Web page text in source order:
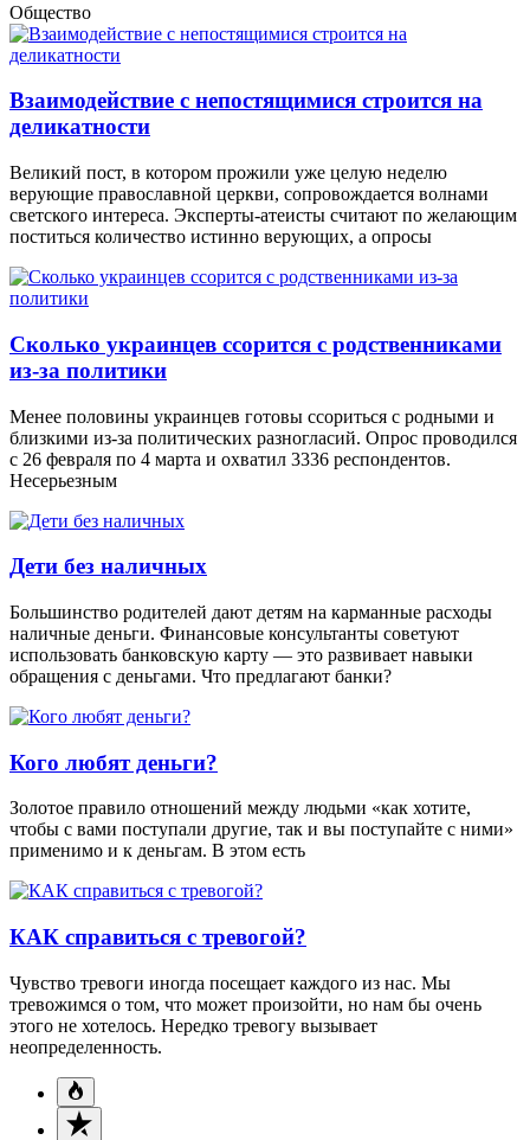
Общество
Взаимодействие с непостящимися строится на
деликатности
Великий пост, в котором прожили уже целую неделю
верующие православной церкви, сопровождается волнами
светского интереса. Эксперты-атеисты считают по желающим
поститься количество истинно верующих, а опросы
Сколько украинцев ссорится с родственниками
из-за политики
Менее половины украинцев готовы ссориться с родными и
близкими из-за политических разногласий. Опрос проводился
с 26 февраля по 4 марта и охватил 3336 респондентов.
Несерьезным
Дети без наличных
Большинство родителей дают детям на карманные расходы
наличные деньги. Финансовые консультанты советуют
использовать банковскую карту — это развивает навыки
обращения с деньгами. Что предлагают банки?
Кого любят деньги?
Золотое правило отношений между людьми «как хотите,
чтобы с вами поступали другие, так и вы поступайте с ними»
применимо и к деньгам. В этом есть
КАК справиться с тревогой?
Чувство тревоги иногда посещает каждого из нас. Мы
тревожимся о том, что может произойти, но нам бы очень
этого не хотелось. Нередко тревогу вызывает
неопределенность.